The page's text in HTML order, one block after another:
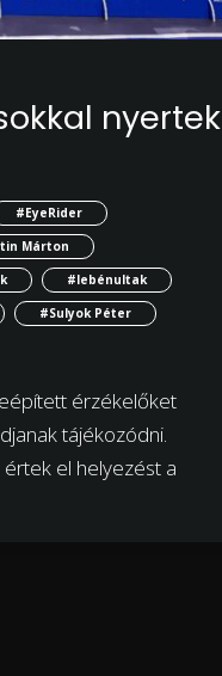
nyertek
#EyeRider
Márton
#lebénultak
#Sulyok Péter
érzékelőket
tájékozódni.
el helyezést a